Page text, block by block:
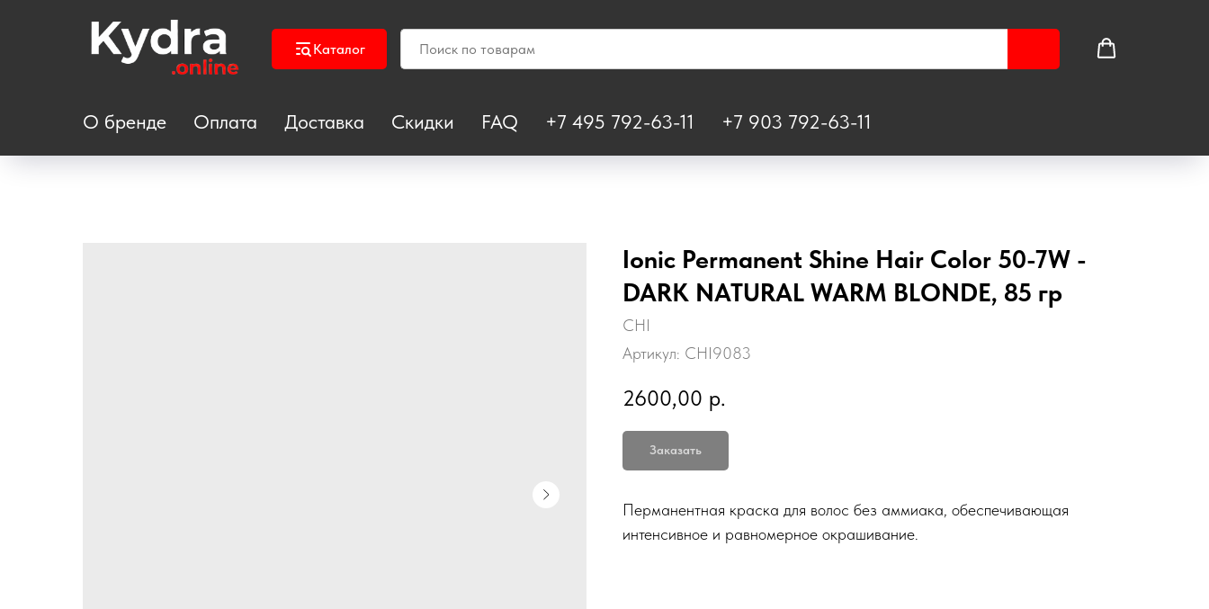
Каталог
О бренде Оплата Доставка Скидки FAQ +7 495 792-63-11 +7 903 792-63-11
Ionic Permanent Shine Hair Color 50-7W -
DARK NATURAL WARM BLONDE, 85 гр
CHI
Артикул: CHI9083
2600,00 р.
Заказать
Перманентная краска для волос без аммиака, обеспечивающая
интенсивное и равномерное окрашивание.